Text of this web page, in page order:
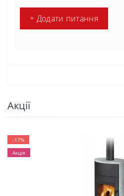
+ Додати питання
Акції
-17%
Акція